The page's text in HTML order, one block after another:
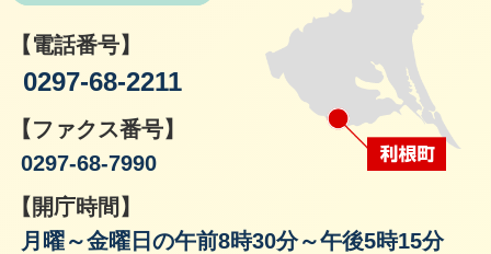
【電話番号】
0297-68-2211
【ファクス番号】
0297-68-7990
【開庁時間】
月曜～金曜日の午前8時30分～午後5時15分